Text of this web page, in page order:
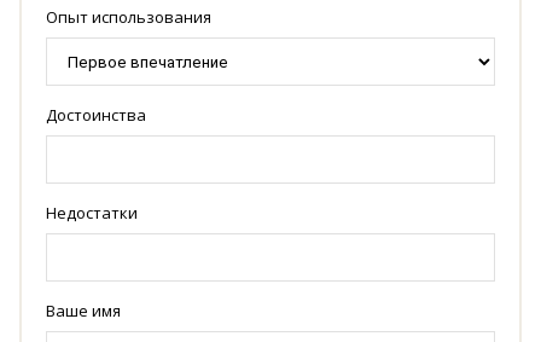
Опыт использования
Достоинства
Недостатки
Ваше имя